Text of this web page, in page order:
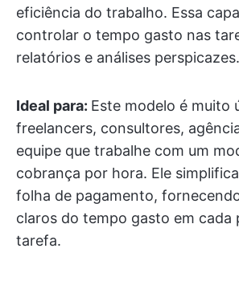
eficiência do trabalho. Essa
controlar o tempo gasto nas
relatórios e análises perspicazes.
Ideal para: Este modelo é muito
freelancers, consultores,
equipe que trabalhe com um
cobrança por hora. Ele
folha de pagamento,
claros do tempo gasto em cada
tarefa.